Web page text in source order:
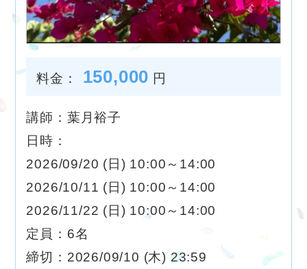
料金： 150,000 円
講師：葉月裕子
日時：
2026/09/20 (日) 10:00～14:00
2026/10/11 (日) 10:00～14:00
2026/11/22 (日) 10:00～14:00
定員：6名
締切：2026/09/10 (木) 23:59